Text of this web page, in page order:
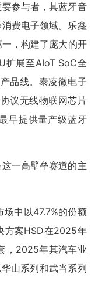
参与者，其蓝牙音
费电子领域。乐鑫
，构建了庞大的开
扩展至AIoT SoC全
品线。泰凌微电子
议无线物联网芯片
早提供量产级蓝牙
一高壁垒赛道的主
中以47.7%的份额
方案HSD在2025年
，2025年其汽车业
山系列和武当系列